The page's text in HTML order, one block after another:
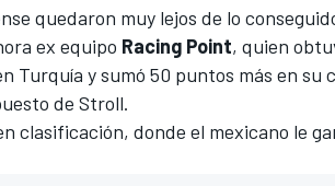
quedaron muy lejos de lo
ex equipo Racing Point, quien
Turquía y sumó 50 puntos más en su
de Stroll.
clasificación, donde el mexicano le